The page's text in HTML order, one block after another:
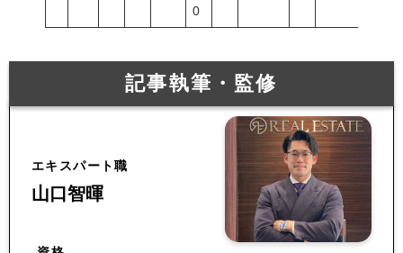
0
記事執筆・監修
エキスパート職
山口智暉